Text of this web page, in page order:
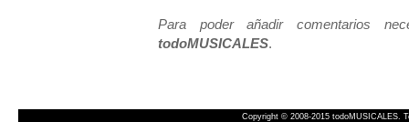
Para poder añadir comentarios
todoMUSICALES.
Copyright © 2008-2015 todoMUSICALES.